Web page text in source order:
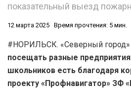
показательный выезд
12 марта 2025 Время прочтения: 5 мин.
#НОРИЛЬСК. «Северный город»
посещать разные предприятия
школьников есть благодаря
проекту «Профнавигатор» ЗФ